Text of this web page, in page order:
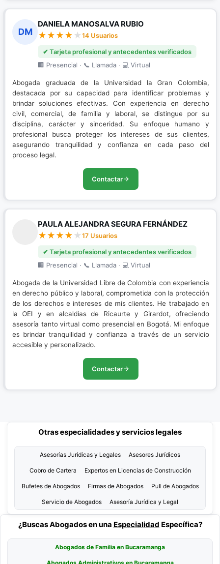
DM
DANIELA MANOSALVA RUBIO
14 Usuarios
✔ Tarjeta profesional y antecedentes verificados
🏢 Presencial · 📞 Llamada · 💻 Virtual
Abogada graduada de la Universidad la Gran Colombia,
destacada por su capacidad para identificar problemas y
brindar soluciones efectivas. Con experiencia en derecho
civil, comercial, de familia y laboral, se distingue por su
disciplina, carácter y sinceridad. Su enfoque humano y
profesional busca proteger los intereses de sus clientes,
asegurando tranquilidad y confianza en cada paso del
proceso legal.
Contactar
PAULA ALEJANDRA SEGURA FERNÁNDEZ
17 Usuarios
✔ Tarjeta profesional y antecedentes verificados
🏢 Presencial · 📞 Llamada · 💻 Virtual
Abogada de la Universidad Libre de Colombia con experiencia
en derecho público y laboral, comprometida con la protección
de los derechos e intereses de mis clientes. He trabajado en
la OEI y en alcaldías de Ricaurte y Girardot, ofreciendo
asesoría tanto virtual como presencial en Bogotá. Mi enfoque
es brindar tranquilidad y confianza a través de un servicio
accesible y personalizado.
Contactar
Otras especialidades y servicios legales
Asesorías Jurídicas y Legales Asesores Jurídicos
Cobro de Cartera Expertos en Licencias de Construcción
Bufetes de Abogados Firmas de Abogados Pull de Abogados
Servicio de Abogados Asesoría Jurídica y Legal
¿Buscas Abogados en una Especialidad Específica?
Abogados de Familia en Bucaramanga